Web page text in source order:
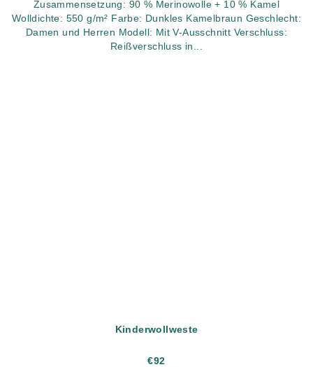
Zusammensetzung: 90 % Merinowolle + 10 % Kamel
Wolldichte: 550 g/m² Farbe: Dunkles Kamelbraun Geschlecht:
Damen und Herren Modell: Mit V-Ausschnitt Verschluss:
Reißverschluss in...
Kinderwollweste
€92